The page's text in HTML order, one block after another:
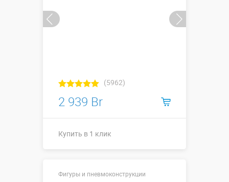
(5962)
2 939 Br
Купить в 1 клик
Фигуры и пневмоконструкции